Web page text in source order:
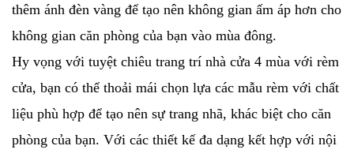
thêm ánh đèn vàng để tạo nên không gian ấm áp hơn cho
không gian căn phòng của bạn vào mùa đông.
Hy vọng với tuyệt chiêu trang trí nhà cửa 4 mùa với rèm
cửa, bạn có thể thoải mái chọn lựa các mẫu rèm với chất
liệu phù hợp để tạo nên sự trang nhã, khác biệt cho căn
phòng của bạn. Với các thiết kế đa dạng kết hợp với nội